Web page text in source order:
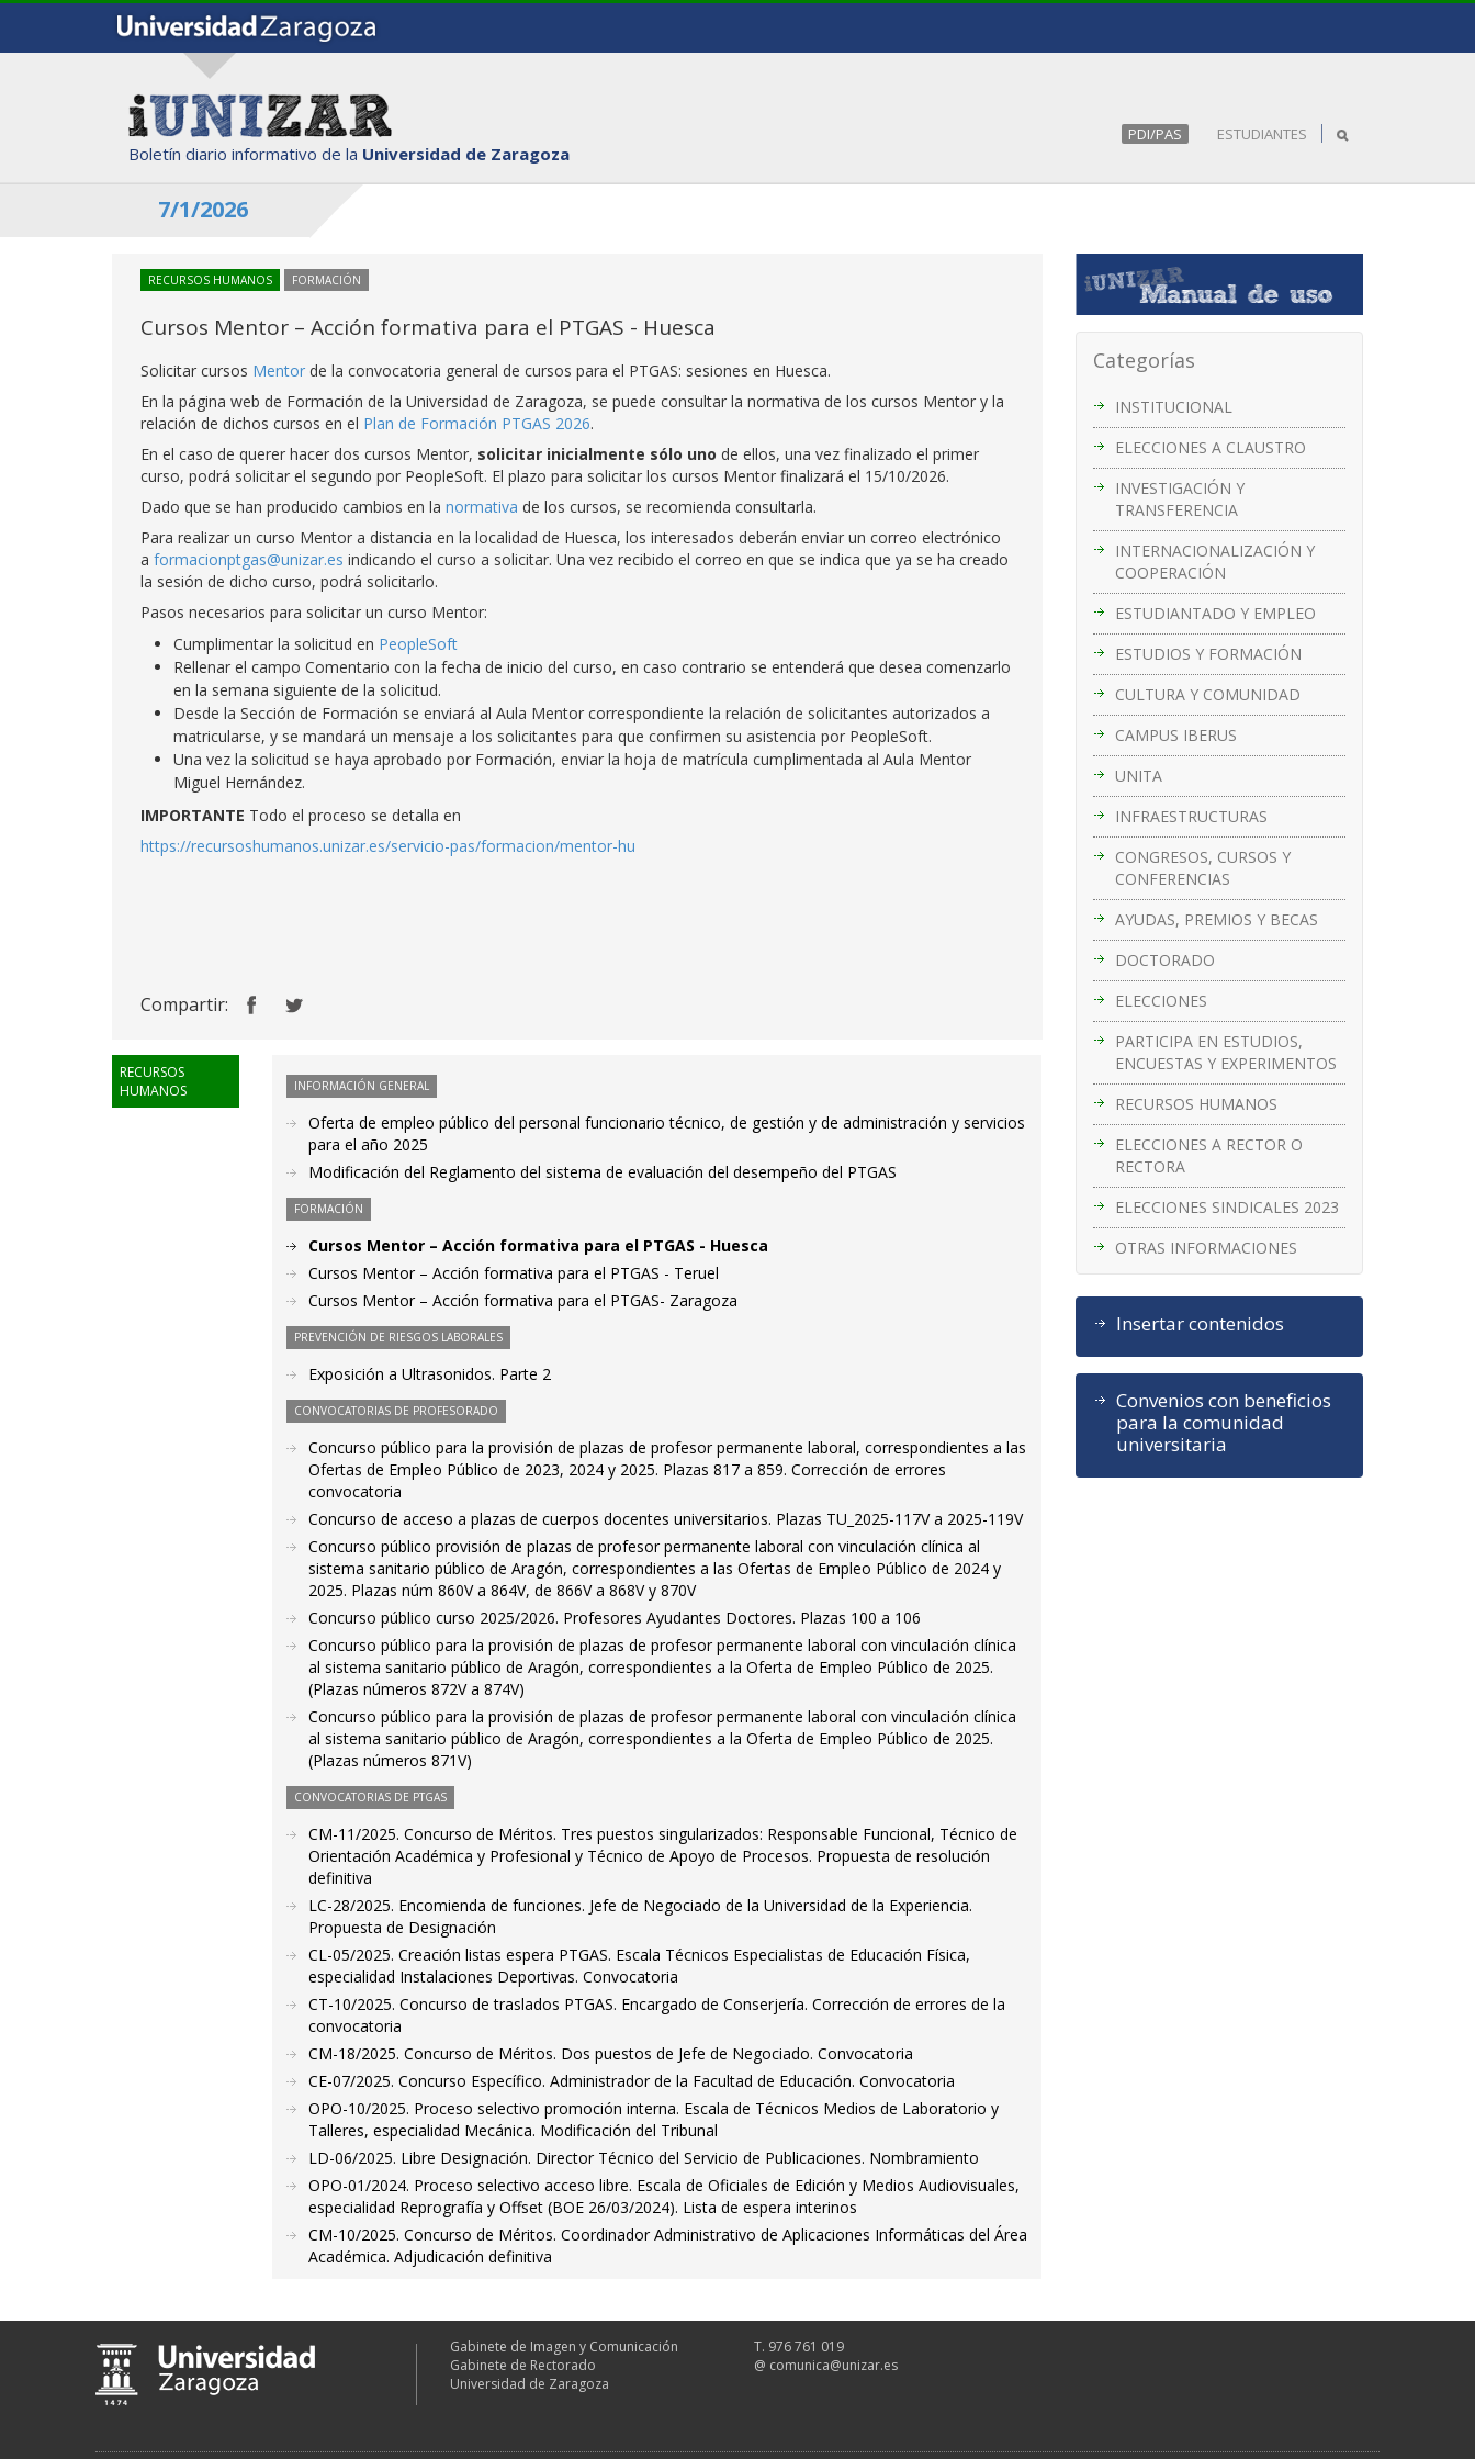
Boletín diario informativo de la Universidad de Zaragoza
PDI/PAS ESTUDIANTES
7/1/2026
Categorías
INSTITUCIONAL
ELECCIONES A CLAUSTRO
INVESTIGACIÓN Y
TRANSFERENCIA
INTERNACIONALIZACIÓN Y
COOPERACIÓN
ESTUDIANTADO Y EMPLEO
ESTUDIOS Y FORMACIÓN
CULTURA Y COMUNIDAD
CAMPUS IBERUS
UNITA
INFRAESTRUCTURAS
CONGRESOS, CURSOS Y
CONFERENCIAS
AYUDAS, PREMIOS Y BECAS
DOCTORADO
ELECCIONES
PARTICIPA EN ESTUDIOS,
ENCUESTAS Y EXPERIMENTOS
RECURSOS HUMANOS
ELECCIONES A RECTOR O
RECTORA
ELECCIONES SINDICALES 2023
OTRAS INFORMACIONES
Insertar contenidos
Convenios con beneficios
para la comunidad
universitaria
RECURSOS HUMANOS FORMACIÓN
Cursos Mentor – Acción formativa para el PTGAS - Huesca
Solicitar cursos Mentor de la convocatoria general de cursos para el PTGAS: sesiones en Huesca.
En la página web de Formación de la Universidad de Zaragoza, se puede consultar la normativa de los cursos Mentor y la
relación de dichos cursos en el Plan de Formación PTGAS 2026.
En el caso de querer hacer dos cursos Mentor, solicitar inicialmente sólo uno de ellos, una vez finalizado el primer
curso, podrá solicitar el segundo por PeopleSoft. El plazo para solicitar los cursos Mentor finalizará el 15/10/2026.
Dado que se han producido cambios en la normativa de los cursos, se recomienda consultarla.
Para realizar un curso Mentor a distancia en la localidad de Huesca, los interesados deberán enviar un correo electrónico
a formacionptgas@unizar.es indicando el curso a solicitar. Una vez recibido el correo en que se indica que ya se ha creado
la sesión de dicho curso, podrá solicitarlo.
Pasos necesarios para solicitar un curso Mentor:
Cumplimentar la solicitud en PeopleSoft
Rellenar el campo Comentario con la fecha de inicio del curso, en caso contrario se entenderá que desea comenzarlo
en la semana siguiente de la solicitud.
Desde la Sección de Formación se enviará al Aula Mentor correspondiente la relación de solicitantes autorizados a
matricularse, y se mandará un mensaje a los solicitantes para que confirmen su asistencia por PeopleSoft.
Una vez la solicitud se haya aprobado por Formación, enviar la hoja de matrícula cumplimentada al Aula Mentor
Miguel Hernández.
IMPORTANTE Todo el proceso se detalla en
https://recursoshumanos.unizar.es/servicio-pas/formacion/mentor-hu
Compartir:
RECURSOS
HUMANOS
INFORMACIÓN GENERAL
Oferta de empleo público del personal funcionario técnico, de gestión y de administración y servicios
para el año 2025
Modificación del Reglamento del sistema de evaluación del desempeño del PTGAS
FORMACIÓN
Cursos Mentor – Acción formativa para el PTGAS - Huesca
Cursos Mentor – Acción formativa para el PTGAS - Teruel
Cursos Mentor – Acción formativa para el PTGAS- Zaragoza
PREVENCIÓN DE RIESGOS LABORALES
Exposición a Ultrasonidos. Parte 2
CONVOCATORIAS DE PROFESORADO
Concurso público para la provisión de plazas de profesor permanente laboral, correspondientes a las
Ofertas de Empleo Público de 2023, 2024 y 2025. Plazas 817 a 859. Corrección de errores
convocatoria
Concurso de acceso a plazas de cuerpos docentes universitarios. Plazas TU_2025-117V a 2025-119V
Concurso público provisión de plazas de profesor permanente laboral con vinculación clínica al
sistema sanitario público de Aragón, correspondientes a las Ofertas de Empleo Público de 2024 y
2025. Plazas núm 860V a 864V, de 866V a 868V y 870V
Concurso público curso 2025/2026. Profesores Ayudantes Doctores. Plazas 100 a 106
Concurso público para la provisión de plazas de profesor permanente laboral con vinculación clínica
al sistema sanitario público de Aragón, correspondientes a la Oferta de Empleo Público de 2025.
(Plazas números 872V a 874V)
Concurso público para la provisión de plazas de profesor permanente laboral con vinculación clínica
al sistema sanitario público de Aragón, correspondientes a la Oferta de Empleo Público de 2025.
(Plazas números 871V)
CONVOCATORIAS DE PTGAS
CM-11/2025. Concurso de Méritos. Tres puestos singularizados: Responsable Funcional, Técnico de
Orientación Académica y Profesional y Técnico de Apoyo de Procesos. Propuesta de resolución
definitiva
LC-28/2025. Encomienda de funciones. Jefe de Negociado de la Universidad de la Experiencia.
Propuesta de Designación
CL-05/2025. Creación listas espera PTGAS. Escala Técnicos Especialistas de Educación Física,
especialidad Instalaciones Deportivas. Convocatoria
CT-10/2025. Concurso de traslados PTGAS. Encargado de Conserjería. Corrección de errores de la
convocatoria
CM-18/2025. Concurso de Méritos. Dos puestos de Jefe de Negociado. Convocatoria
CE-07/2025. Concurso Específico. Administrador de la Facultad de Educación. Convocatoria
OPO-10/2025. Proceso selectivo promoción interna. Escala de Técnicos Medios de Laboratorio y
Talleres, especialidad Mecánica. Modificación del Tribunal
LD-06/2025. Libre Designación. Director Técnico del Servicio de Publicaciones. Nombramiento
OPO-01/2024. Proceso selectivo acceso libre. Escala de Oficiales de Edición y Medios Audiovisuales,
especialidad Reprografía y Offset (BOE 26/03/2024). Lista de espera interinos
CM-10/2025. Concurso de Méritos. Coordinador Administrativo de Aplicaciones Informáticas del Área
Académica. Adjudicación definitiva
Gabinete de Imagen y Comunicación
Gabinete de Rectorado
Universidad de Zaragoza
T. 976 761 019
@ comunica@unizar.es